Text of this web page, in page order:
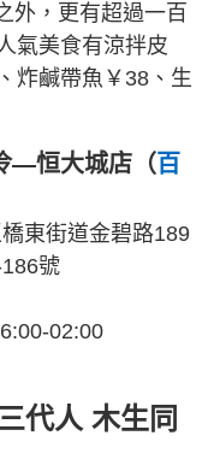
外，更有超過一百
氣美食有涼拌皮
炸鹹帶魚￥38、生
—恒大城店（百
東街道金碧路189
號
02:00
代人 木生同